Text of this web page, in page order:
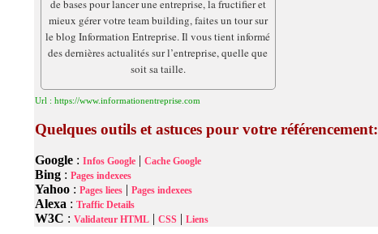
de bases pour lancer une entreprise, la fructifier et
mieux gérer votre team building, faites un tour sur
le blog Information Entreprise. Il vous tient informé
des dernières actualités sur l’entreprise, quelle que
soit sa taille.
Url : https://www.informationentreprise.com
Quelques outils et astuces pour votre référencement:
Google: Infos Google| Cache Google
Bing: Pages indexees
Yahoo: Pages liees| Pages indexees
Alexa: Traffic Details
W3C : Validateur HTML| CSS | Liens